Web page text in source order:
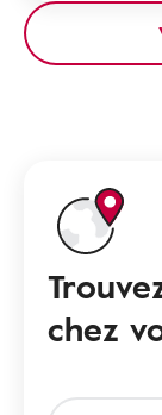
chez